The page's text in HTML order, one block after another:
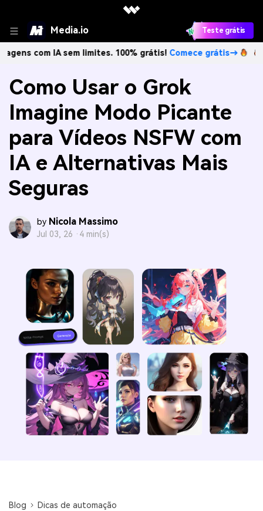
Media.io Teste grátis
IA sem limites. 100% grátis!Comece grátis→ Crie
Como Usar o Grok
Imagine Modo Picante
para Vídeos NSFW com
IA e Alternativas Mais
Seguras
by Nicola Massimo
Jul 03, 26 · 4 min(s)
Blog
Dicas de automação